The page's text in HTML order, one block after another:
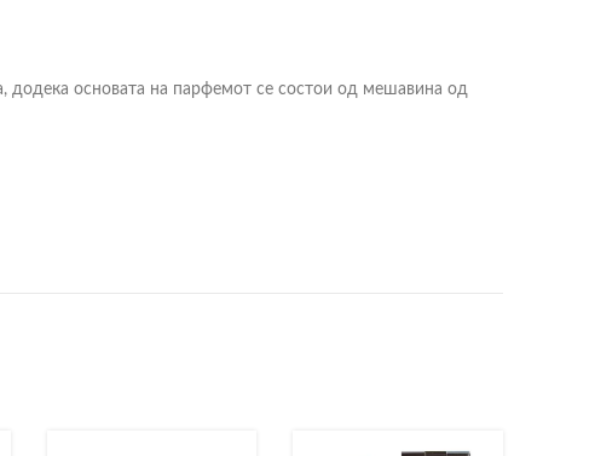
додека основата на парфемот се состои од мешавина од